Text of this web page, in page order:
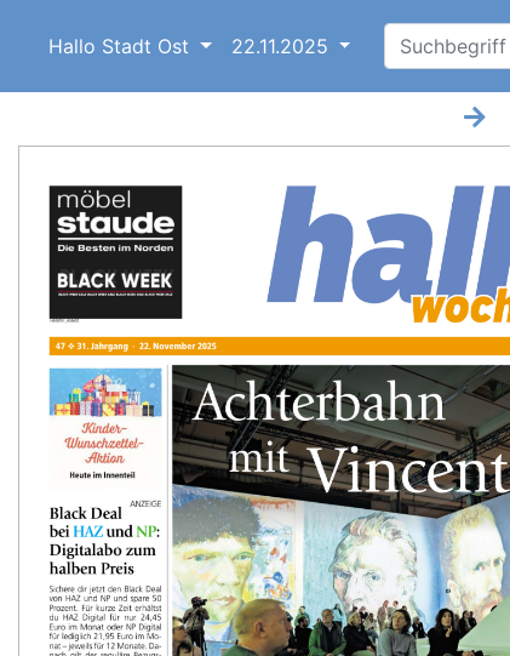
Hallo Stadt Ost 22.11.2025